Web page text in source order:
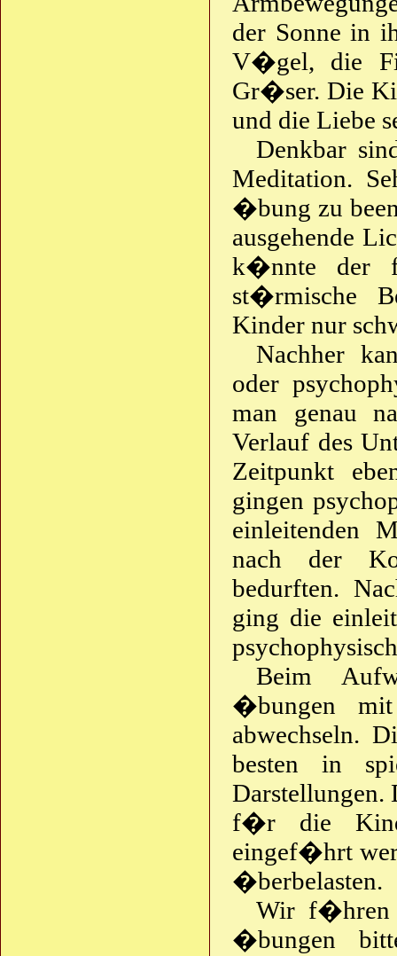
der Sonne in
V�gel, die
Gr�ser. Die
und die Liebe
Denkbar
Meditation.
�bung zu
ausgehende
k�nnte der
st�rmische
Kinder nur
Nachher
oder
man genau
Verlauf des
Zeitpunkt
gingen
einleitenden
nach der
bedurften.
ging die
Beim
�bungen mit
abwechseln.
besten in
Darstellungen.
f�r die
eingef�hrt
�berbelasten.
Wir f�hren
�bungen